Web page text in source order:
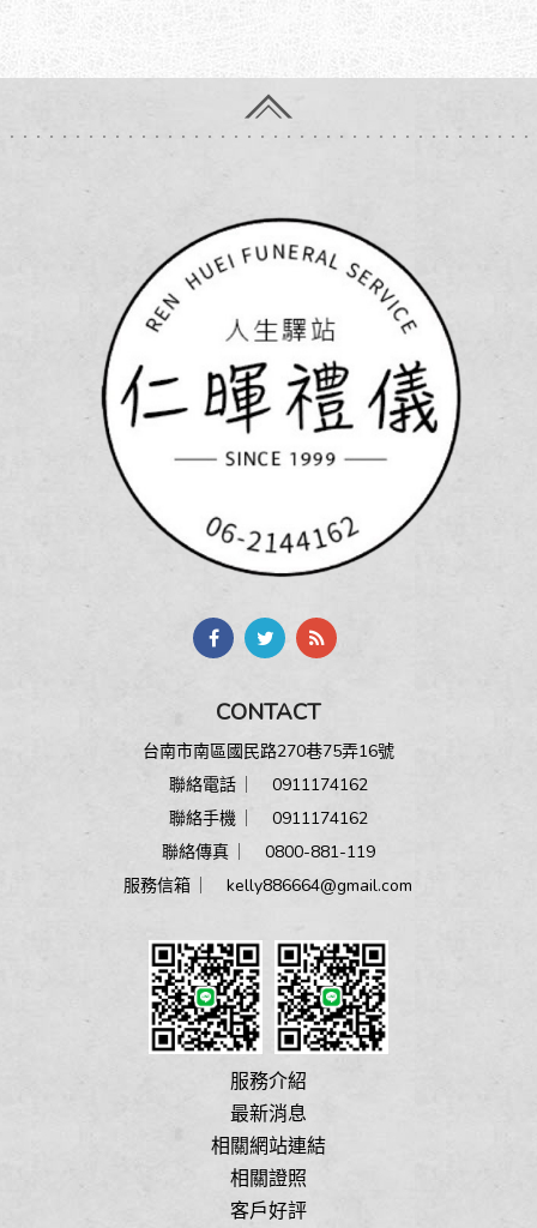
CONTACT
台南市南區國民路270巷75弄16號
聯絡電話 ︳ 0911174162
聯絡手機 ︳ 0911174162
聯絡傳真 ︳ 0800-881-119
服務信箱 ︳kelly886664@gmail.com
服務介紹
最新消息
相關網站連結
相關證照
客戶好評